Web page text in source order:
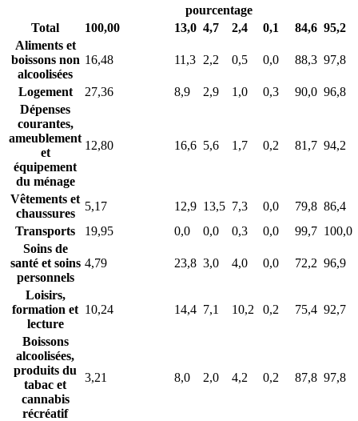
pourcentage
Total
100,00 13,0 4,7 2,4 0,1 84,6 95,2
Aliments et
boissons non
alcoolisées
16,48 11,3 2,2 0,5 0,0 88,3 97,8
Logement 27,36 8,9 2,9 1,0 0,3 90,0 96,8
Dépenses
courantes,
ameublement
et
équipement
du ménage
12,80 16,6 5,6 1,7 0,2 81,7 94,2
Vêtements et
chaussures
5,17 12,9 13,5 7,3 0,0 79,8 86,4
Transports
19,95 0,0 0,0 0,3 0,0 99,7 100,0
Soins de
santé et soins
personnels
4,79 23,8 3,0 4,0 0,0 72,2 96,9
Loisirs,
formation et
lecture
10,24 14,4 7,1 10,2 0,2 75,4 92,7
Boissons
alcoolisées,
produits du
tabac et
cannabis
récréatif
3,21 8,0 2,0 4,2 0,2 87,8 97,8